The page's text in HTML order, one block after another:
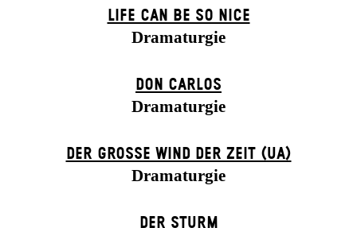
LIFE CAN BE SO NICE
Dramaturgie
DON CARLOS
Dramaturgie
DER GROSSE WIND DER ZEIT (UA)
Dramaturgie
DER STURM